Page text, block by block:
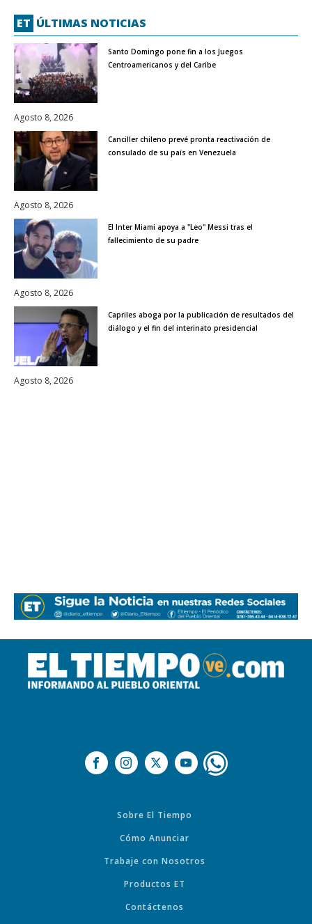
ET ÚLTIMAS NOTICIAS
Santo Domingo pone fin a los Juegos
Centroamericanos y del Caribe
Agosto 8, 2026
Canciller chileno prevé pronta reactivación de
consulado de su país en Venezuela
Agosto 8, 2026
El Inter Miami apoya a "Leo" Messi tras el
fallecimiento de su padre
Agosto 8, 2026
Capriles aboga por la publicación de resultados del
diálogo y el fin del interinato presidencial
Agosto 8, 2026
Sobre El Tiempo
Cómo Anunciar
Trabaje con Nosotros
Productos ET
Contáctenos